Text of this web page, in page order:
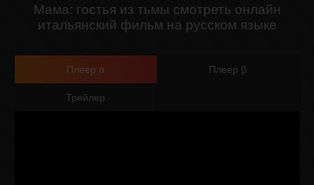
Мама: гостья из тьмы смотреть онлайн
итальянский фильм на русском языке
Плеер α Плеер β
Трейлер